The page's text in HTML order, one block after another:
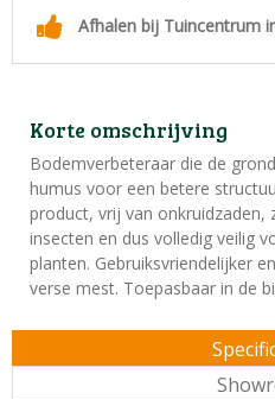
Afhalen bij Tuincentrum
Korte omschrijving
Bodemverbeteraar die de
humus voor een betere
product, vrij van onkruidzaden,
insecten en dus volledig veilig
planten. Gebruiksvriendelijker
verse mest. Toepasbaar in de